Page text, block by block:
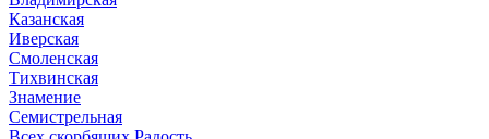
Казанская
Иверская
Смоленская
Тихвинская
Знамение
Семистрельная